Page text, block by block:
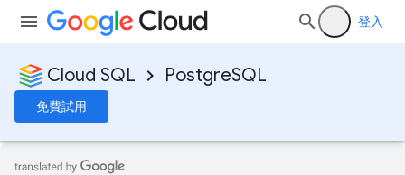
登入
Cloud SQL PostgreSQL
免費試用